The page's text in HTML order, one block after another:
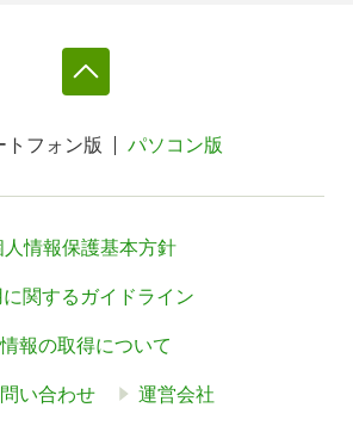
トフォン版 パソコン版
人情報保護基本方針
関するガイドライン
報の取得について
い合わせ 運営会社